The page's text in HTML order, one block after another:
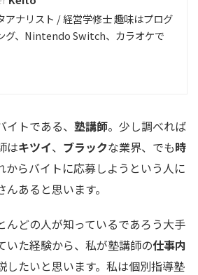
アナリスト / 経営学修士 趣味はプログ
グ、Nintendo Switch、カラオケで
トである、 塾講師。少し調べれば
はキツイ、 ブラックな業界、でも時
からバイトに応募しようという人に
あると思います。
んどの人が知っているであろう大手
いた経験から、私が塾講師の仕事内
したいと思います。私は個別指導塾